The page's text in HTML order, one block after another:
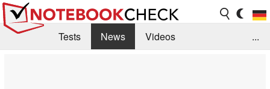
Tests News
Videos
...